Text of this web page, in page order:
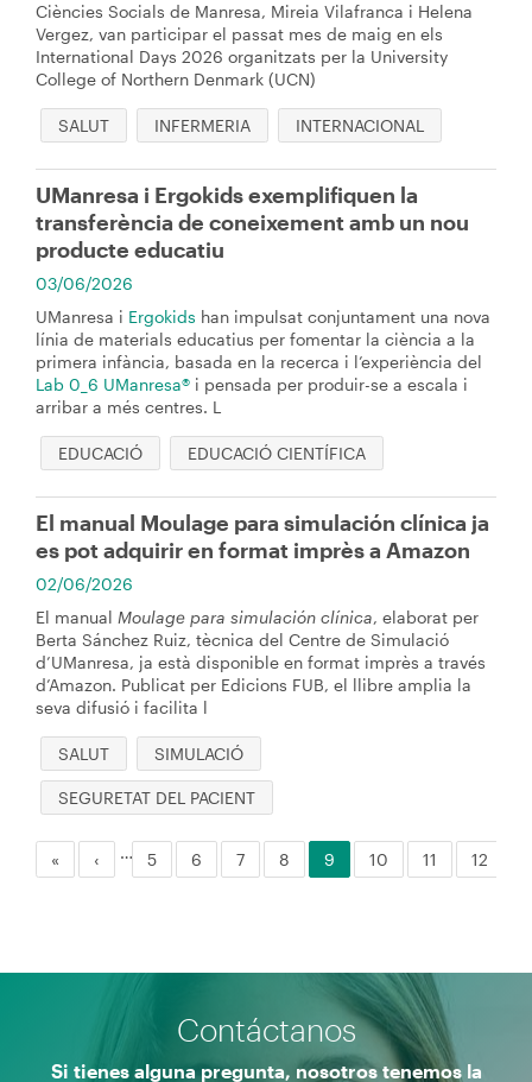
Ciències Socials de Manresa, Mireia Vilafranca i Helena
Vergez, van participar el passat mes de maig en els
International Days 2026 organitzats per la University
College of Northern Denmark (UCN)
SALUT INFERMERIA INTERNACIONAL
UManresa i Ergokids exemplifiquen la
transferència de coneixement amb un nou
producte educatiu
03/06/2026
UManresa i Ergokids han impulsat conjuntament una nova
línia de materials educatius per fomentar la ciència a la
primera infància, basada en la recerca i l’experiència del
Lab 0_6 UManresa® i pensada per produir-se a escala i
arribar a més centres. L
EDUCACIÓ EDUCACIÓ CIENTÍFICA
El manual Moulage para simulación clínica ja
es pot adquirir en format imprès a Amazon
02/06/2026
El manual Moulage para simulación clínica, elaborat per
Berta Sánchez Ruiz, tècnica del Centre de Simulació
d’UManresa, ja està disponible en format imprès a través
d’Amazon. Publicat per Edicions FUB, el llibre amplia la
seva difusió i facilita l
SALUT SIMULACIÓ
SEGURETAT DEL PACIENT
Primera
«
Página
‹ … Página
5 Página
6 Página
7 Página
8
Página
9 Página
10 Página
11 Página
12
Contáctanos
Si tienes alguna pregunta, nosotros tenemos la